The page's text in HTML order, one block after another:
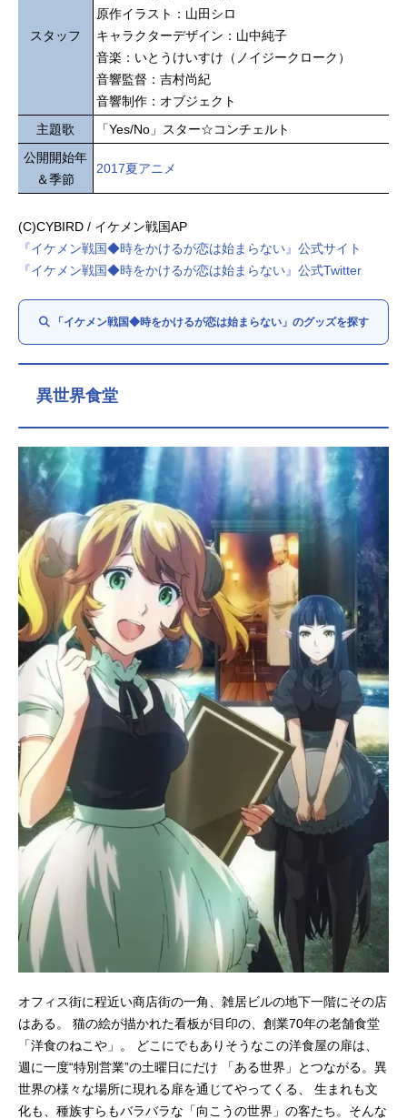
スタッフ
原作イラスト：山田シロ
キャラクターデザイン：山中純子
音楽：いとうけいすけ（ノイジークローク）
音響監督：吉村尚紀
音響制作：オブジェクト
主題歌
「Yes/No」スター☆コンチェルト
公開開始年
＆季節
2017夏アニメ
(C)CYBIRD / イケメン戦国AP
『イケメン戦国◆時をかけるが恋は始まらない』公式サイト
『イケメン戦国◆時をかけるが恋は始まらない』公式Twitter
「イケメン戦国◆時をかけるが恋は始まらない」のグッズを探す
異世界食堂
オフィス街に程近い商店街の一角、雑居ビルの地下一階にその店
はある。 猫の絵が描かれた看板が目印の、創業70年の老舗食堂
「洋食のねこや」。 どこにでもありそうなこの洋食屋の扉は、
週に一度“特別営業”の土曜日にだけ 「ある世界」とつながる。異
世界の様々な場所に現れる扉を通じてやってくる、 生まれも文
化も、種族すらもバラバラな「向こうの世界」の客たち。そんな